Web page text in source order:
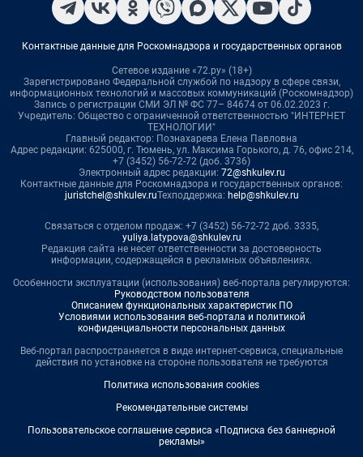
Контактные данные для Роскомнадзора и государственных органов
Сетевое издание «72.ру» (18+)
Зарегистрировано Федеральной службой по надзору в сфере связи,
информационных технологий и массовых коммуникаций (Роскомнадзор)
Запись о регистрации СМИ ЭЛ № ФС 77– 84674 от 06.02.2023 г.
Учредитель: Общество с ограниченной ответственностью "ИНТЕРНЕТ
ТЕХНОЛОГИИ"
Главный редактор: Познахарева Елена Павловна
Адрес редакции: 625000, г. Тюмень, ул. Максима Горького, д. 76, офис 214,
+7 (3452) 56-72-72 (доб. 3736)
Электронный адрес редакции: 72@shkulev.ru
Контактные данные для Роскомнадзора и государственных органов:
juristchel@shkulev.ruТехподдержка: help@shkulev.ru
Связаться с отделом продаж: +7 (3452) 56-72-72 доб. 3335,
yuliya.latypova@shkulev.ru
Редакция сайта не несет ответственности за достоверность
информации, содержащейся в рекламных объявлениях.
Особенности эксплуатации (использования) веб-портала регулируются:
Руководством пользователя
Описанием функциональных характеристик ПО
Условиями использования веб-портала и политикой
конфиденциальности персональных данных
Веб-портал распространяется в виде интернет-сервиса, специальные
действия по установке на стороне пользователя не требуются
Политика использования cookies
Рекомендательные системы
Пользовательское соглашение сервиса «Подписка без баннерной
рекламы»